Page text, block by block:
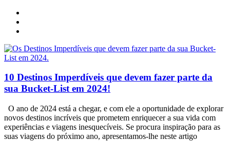
10 Destinos Imperdíveis que devem fazer parte da
sua Bucket-List em 2024!
O ano de 2024 está a chegar, e com ele a oportunidade de explorar
novos destinos incríveis que prometem enriquecer a sua vida com
experiências e viagens inesquecíveis. Se procura inspiração para as
suas viagens do próximo ano, apresentamos-lhe neste artigo